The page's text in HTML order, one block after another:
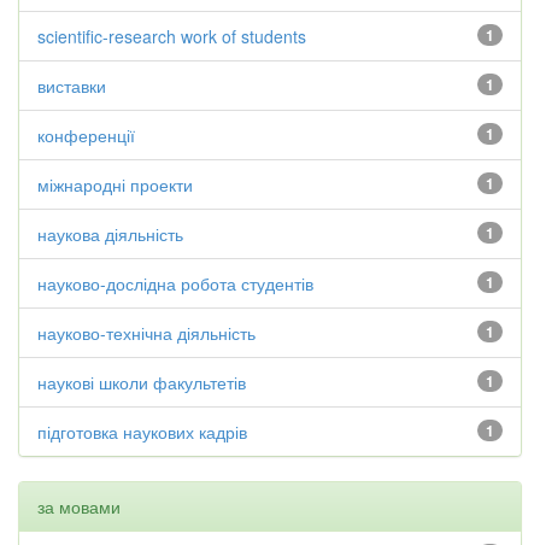
1
scientific-research work of students
1
виставки
1
конференції
1
міжнародні проекти
1
наукова діяльність
1
науково-дослідна робота студентів
1
науково-технічна діяльність
1
наукові школи факультетів
1
підготовка наукових кадрів
за мовами